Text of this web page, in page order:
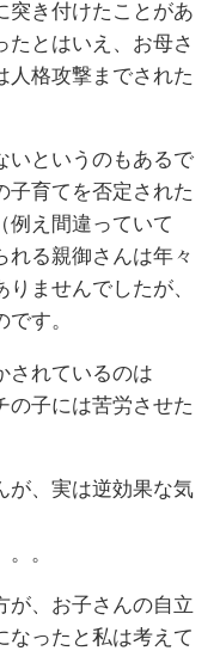
突き付けたことがあ
たとはいえ、お母さ
人格攻撃までされた
いというのもあるで
子育てを否定された
例え間違っていて
れる親御さんは年々
ませんでしたが、
す。
されているのは
の子には苦労させた
が、実は逆効果な気
。
が、お子さんの自立
なったと私は考えて